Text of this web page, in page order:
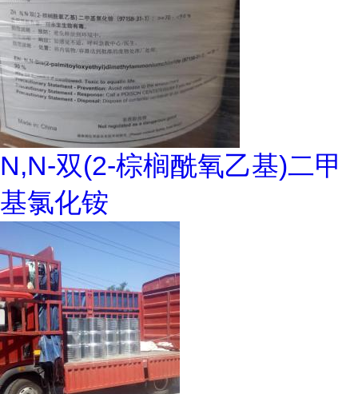
N,N-双(2-棕榈酰氧乙基)二甲
基氯化铵